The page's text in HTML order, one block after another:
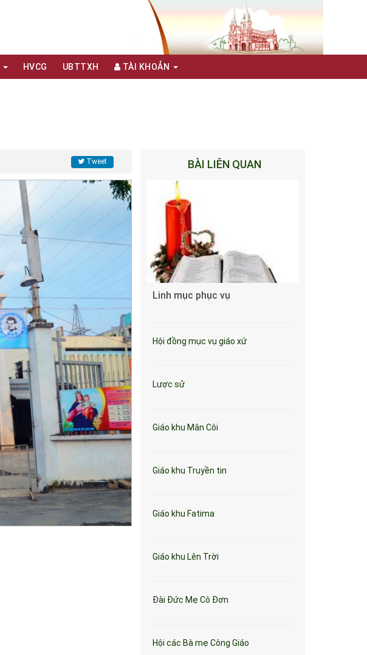
HVCG UBTTXH TÀI KHOẢN
Tweet BÀI LIÊN QUAN
Linh mục phục vụ
Hội đồng mục vụ giáo xứ
Lược sử
Giáo khu Mân Côi
Giáo khu Truyền tin
Giáo khu Fatima
Giáo khu Lên Trời
Đài Đức Mẹ Cô Đơn
Hội các Bà mẹ Công Giáo